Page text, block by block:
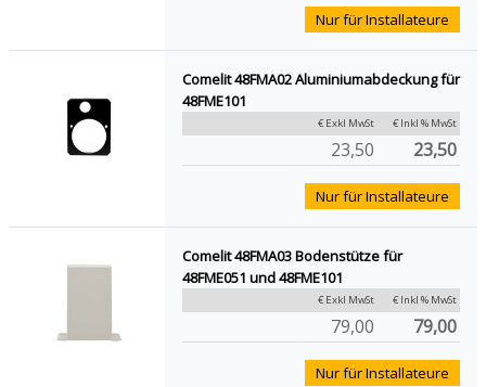
Nur für Installateure
Comelit 48FMA02 Aluminiumabdeckung für
48FME101
€ Exkl MwSt € Inkl % MwSt
23,50 23,50
Nur für Installateure
Comelit 48FMA03 Bodenstütze für
48FME051 und 48FME101
€ Exkl MwSt € Inkl % MwSt
79,00 79,00
Nur für Installateure